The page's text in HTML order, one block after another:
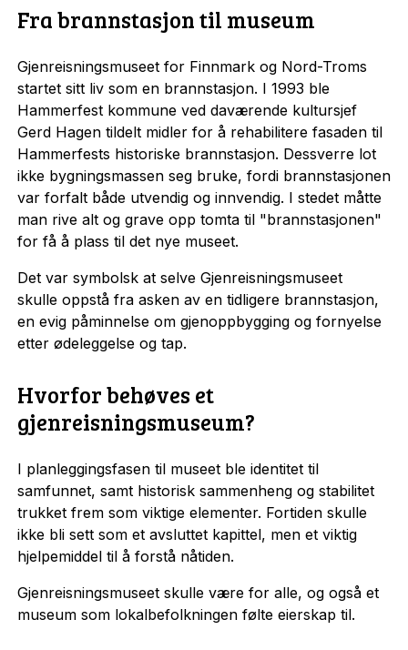
Fra brannstasjon til museum
Gjenreisningsmuseet for Finnmark og Nord-Troms
startet sitt liv som en brannstasjon. I 1993 ble
Hammerfest kommune ved daværende kultursjef
Gerd Hagen tildelt midler for å rehabilitere fasaden til
Hammerfests historiske brannstasjon. Dessverre lot
ikke bygningsmassen seg bruke, fordi brannstasjonen
var forfalt både utvendig og innvendig. I stedet måtte
man rive alt og grave opp tomta til "brannstasjonen"
for få å plass til det nye museet.
Det var symbolsk at selve Gjenreisningsmuseet
skulle oppstå fra asken av en tidligere brannstasjon,
en evig påminnelse om gjenoppbygging og fornyelse
etter ødeleggelse og tap.
Hvorfor behøves et
gjenreisningsmuseum?
I planleggingsfasen til museet ble identitet til
samfunnet, samt historisk sammenheng og stabilitet
trukket frem som viktige elementer. Fortiden skulle
ikke bli sett som et avsluttet kapittel, men et viktig
hjelpemiddel til å forstå nåtiden.
Gjenreisningsmuseet skulle være for alle, og også et
museum som lokalbefolkningen følte eierskap til.